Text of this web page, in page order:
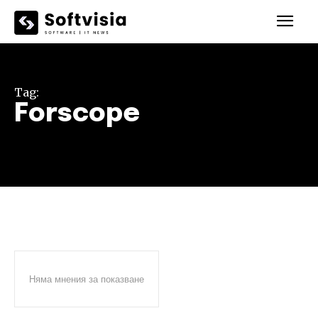
Tag:
Forscope
Няма мнения за показване